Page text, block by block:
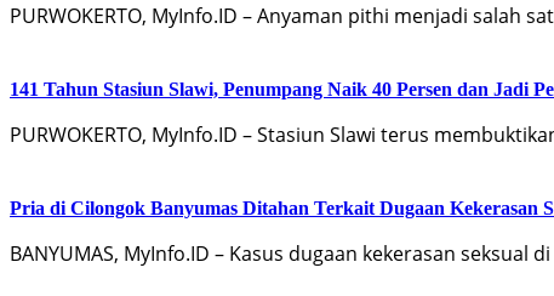
PURWOKERTO, MyInfo.ID – Anyaman pithi menjadi salah
141 Tahun Stasiun Slawi, Penumpang Naik 40 Persen dan Jadi
PURWOKERTO, MyInfo.ID – Stasiun Slawi terus
Pria di Cilongok Banyumas Ditahan Terkait Dugaan Kekerasan
BANYUMAS, MyInfo.ID – Kasus dugaan kekerasan